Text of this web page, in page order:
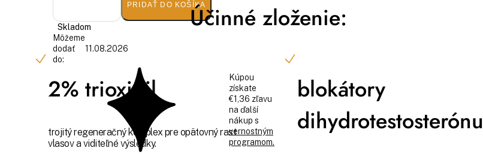
PRIDAŤ DO KOŠÍKA
Skladom
Môžeme
dodať
do:
11.08.2026
Kúpou
získate
€1,36 zľavu
na ďalší
nákup s
vernostným
programom.
Účinné zloženie:
2% trioxidil
trojitý regeneračný komplex pre opätovný rast
vlasov a viditeľné výsledky.
blokátory
dihydrotestosterónu